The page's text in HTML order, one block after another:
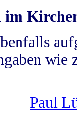
im
wie
Paul